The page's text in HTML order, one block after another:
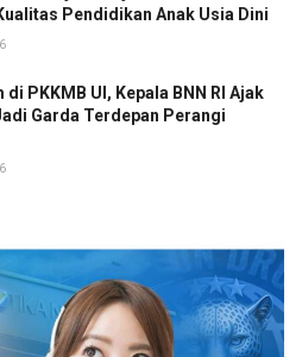
Pendidikan Anak Usia Dini
di PKKMB UI, Kepala BNN RI Ajak
Garda Terdepan Perangi